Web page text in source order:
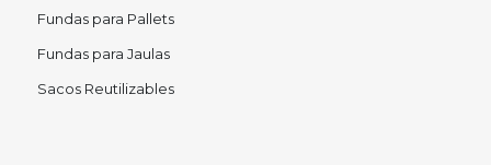
Fundas para Pallets
Fundas para Jaulas
Sacos Reutilizables